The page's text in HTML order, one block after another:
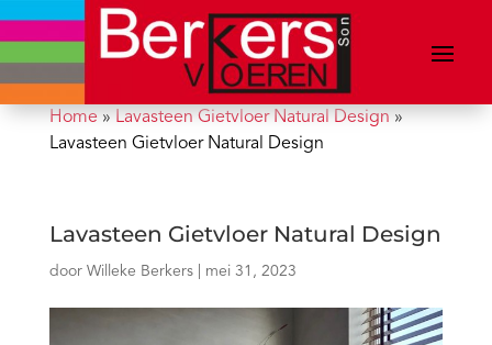
Home» Lavasteen Gietvloer Natural Design »
Lavasteen Gietvloer Natural Design
Lavasteen Gietvloer Natural Design
door Willeke Berkers| mei 31, 2023